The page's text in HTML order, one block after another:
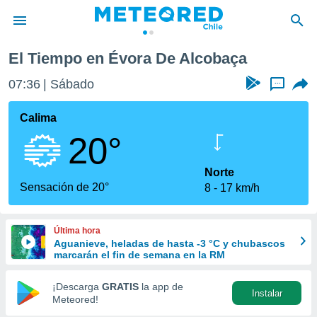
de
por
que se
calidad.
a este
las
y
forma
digital
basada
El Tiempo en Évora De Alcobaça
07:36 Sábado ...
Calima
20°
Sensación de 20°
Norte
8
17 km/h
Última hora
Aguanieve, heladas de hasta -3 °C y chubascos
marcarán el fin de semana en la RM
¡Descarga GRATIS la app de
Meteored!
Instalar